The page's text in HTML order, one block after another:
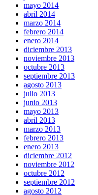
mayo 2014
abril 2014
marzo 2014
febrero 2014
enero 2014
diciembre 2013
noviembre 2013
octubre 2013
septiembre 2013
agosto 2013
julio 2013
junio 2013
mayo 2013
abril 2013
marzo 2013
febrero 2013
enero 2013
diciembre 2012
noviembre 2012
octubre 2012
septiembre 2012
agosto 2012